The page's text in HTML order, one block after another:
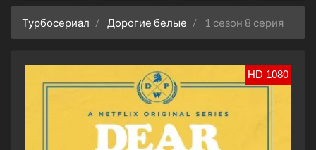
Турбосериал Дорогие белые 1 сезон 8 серия
HD 1080